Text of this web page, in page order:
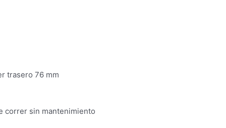
trasero 76 mm
correr sin mantenimiento